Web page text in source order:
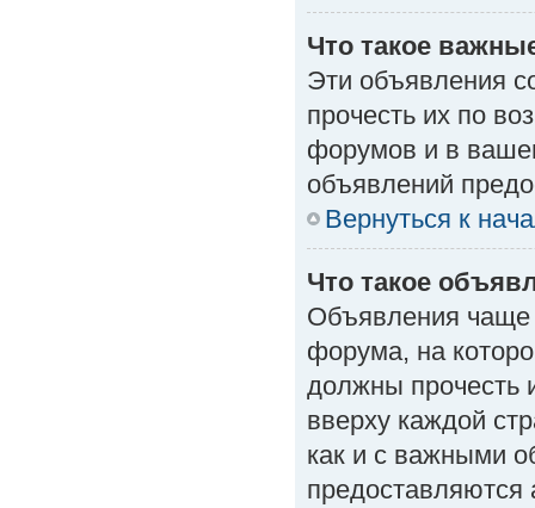
Что такое
Эти объявления
прочесть их по
форумов и в
объявлений
Вернуться к
Что такое
Объявления
форума, на
должны прочесть
вверху каждой
как и с важными
предоставляются